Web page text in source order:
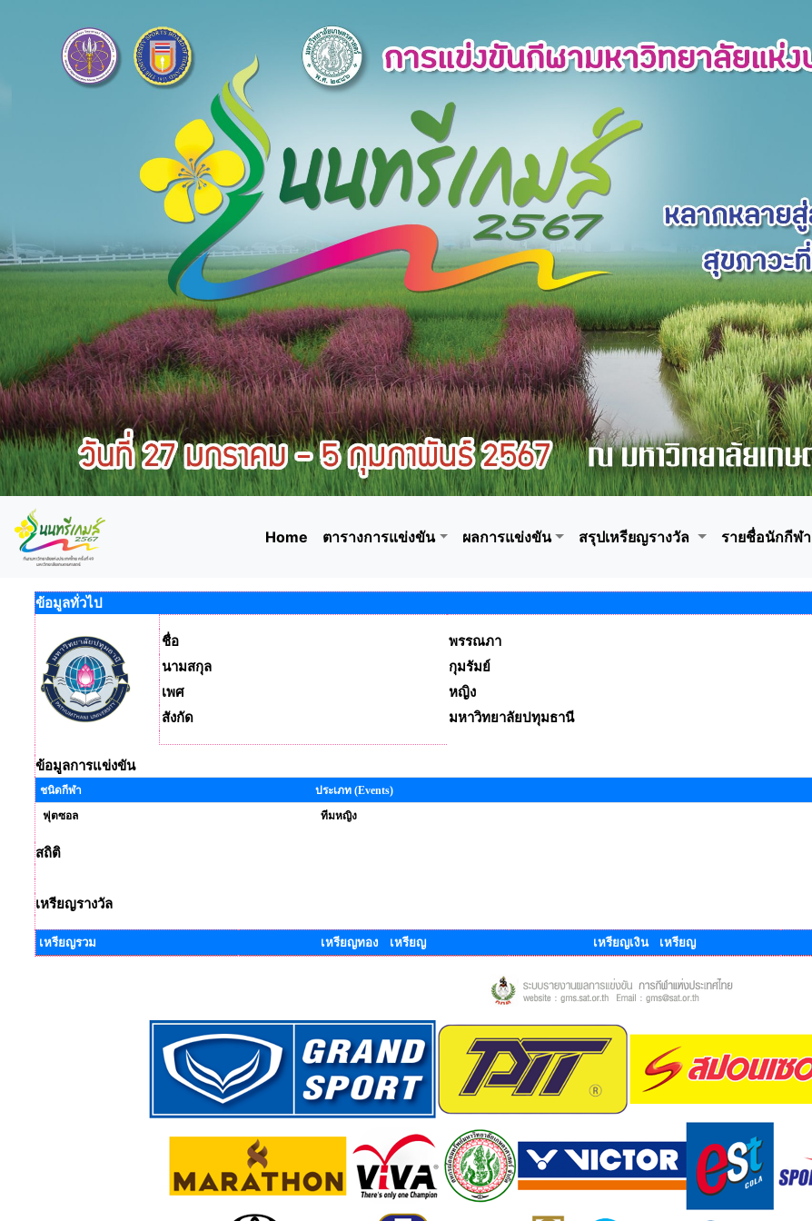
Home ตารางการแข่งขัน ผลการแข่งขัน สรุปเหรียญรางวัล รายชื่อนักกีฬา
ข้อมูลทั่วไป
ชื่อ
พรรณภา
นามสกุล
กุมรัมย์
เพศ
หญิง
สังกัด
มหาวิทยาลัยปทุมธานี
ข้อมูลการแข่งขัน
ชนิดกีฬา
ประเภท (Events)
ฟุตซอล
ทีมหญิง
สถิติ
เหรียญรางวัล
เหรียญรวม เหรียญทอง เหรียญ เหรียญเงิน เหรียญ